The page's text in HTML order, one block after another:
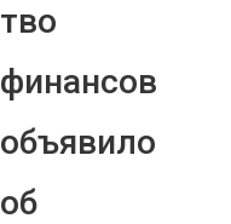
тво
финансов
объявило
об